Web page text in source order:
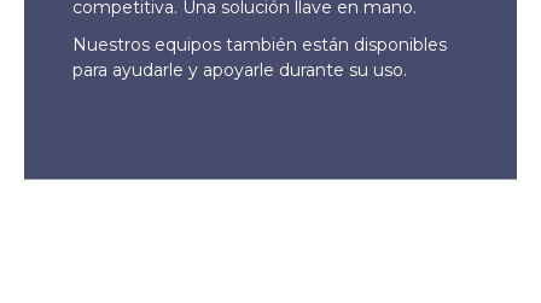
competitiva. Una solución llave en mano.
Nuestros equipos también están disponibles
para ayudarle y apoyarle durante su uso.